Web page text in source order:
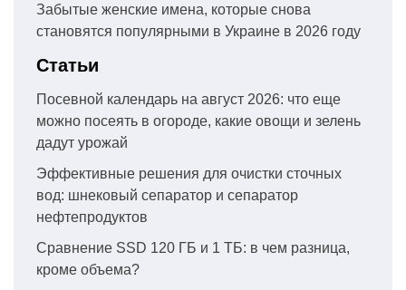
Забытые женские имена, которые снова
становятся популярными в Украине в 2026 году
Статьи
Посевной календарь на август 2026: что еще
можно посеять в огороде, какие овощи и зелень
дадут урожай
Эффективные решения для очистки сточных
вод: шнековый сепаратор и сепаратор
нефтепродуктов
Сравнение SSD 120 ГБ и 1 ТБ: в чем разница,
кроме объема?